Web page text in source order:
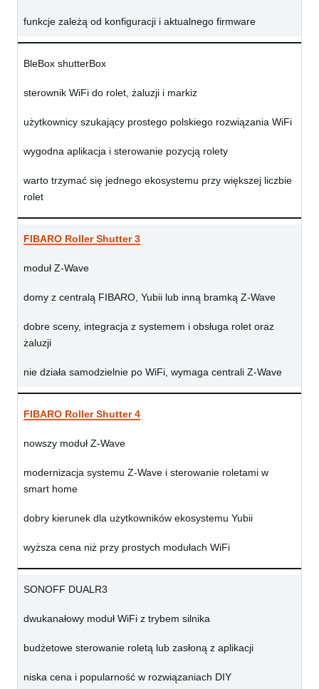
funkcje zależą od konfiguracji i aktualnego firmware
BleBox shutterBox
sterownik WiFi do rolet, żaluzji i markiz
użytkownicy szukający prostego polskiego rozwiązania WiFi
wygodna aplikacja i sterowanie pozycją rolety
warto trzymać się jednego ekosystemu przy większej liczbie
rolet
FIBARO Roller Shutter 3
moduł Z-Wave
domy z centralą FIBARO, Yubii lub inną bramką Z-Wave
dobre sceny, integracja z systemem i obsługa rolet oraz
żaluzji
nie działa samodzielnie po WiFi, wymaga centrali Z-Wave
FIBARO Roller Shutter 4
nowszy moduł Z-Wave
modernizacja systemu Z-Wave i sterowanie roletami w
smart home
dobry kierunek dla użytkowników ekosystemu Yubii
wyższa cena niż przy prostych modułach WiFi
SONOFF DUALR3
dwukanałowy moduł WiFi z trybem silnika
budżetowe sterowanie roletą lub zasłoną z aplikacji
niska cena i popularność w rozwiązaniach DIY